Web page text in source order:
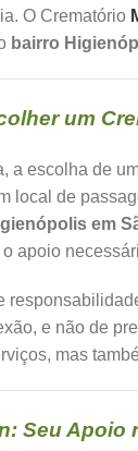
O Crematório
bairro
um
a escolha de
local de
em
apoio
e não de
mas
Seu